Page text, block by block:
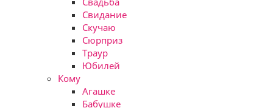
Свидание
Скучаю
Сюрприз
Траур
Юбилей
Кому
Агашке
Бабушке